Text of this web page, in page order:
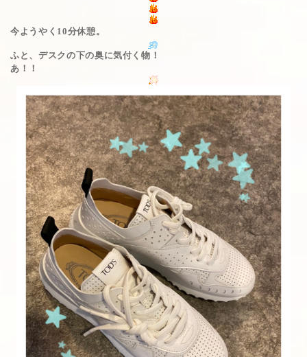
今ようやく10分休憩。
ふと、デスクの下の奥に気付く物！
あ！！